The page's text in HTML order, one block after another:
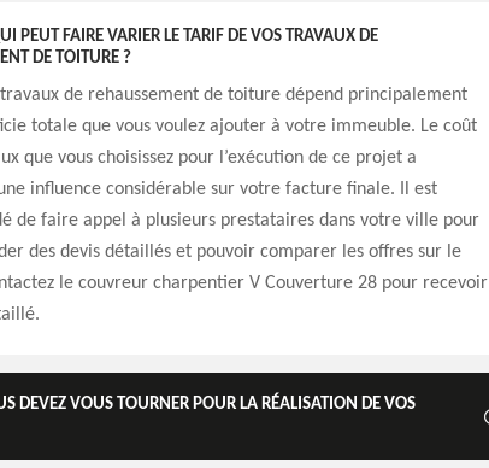
PEUT FAIRE VARIER LE TARIF DE VOS TRAVAUX DE
DE TOITURE ?
de rehaussement de toiture dépend principalement
totale que vous voulez ajouter à votre immeuble. Le coût
que vous choisissez pour l’exécution de ce projet a
influence considérable sur votre facture finale. Il est
de faire appel à plusieurs prestataires dans votre ville pour
des devis détaillés et pouvoir comparer les offres sur le
le couvreur charpentier V Couverture 28 pour recevoir
DEVEZ VOUS TOURNER POUR LA RÉALISATION DE VOS